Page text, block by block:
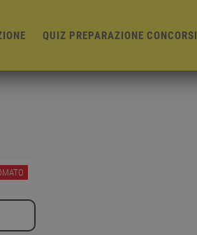
QUIZ PREPARAZIONE CONCORSI